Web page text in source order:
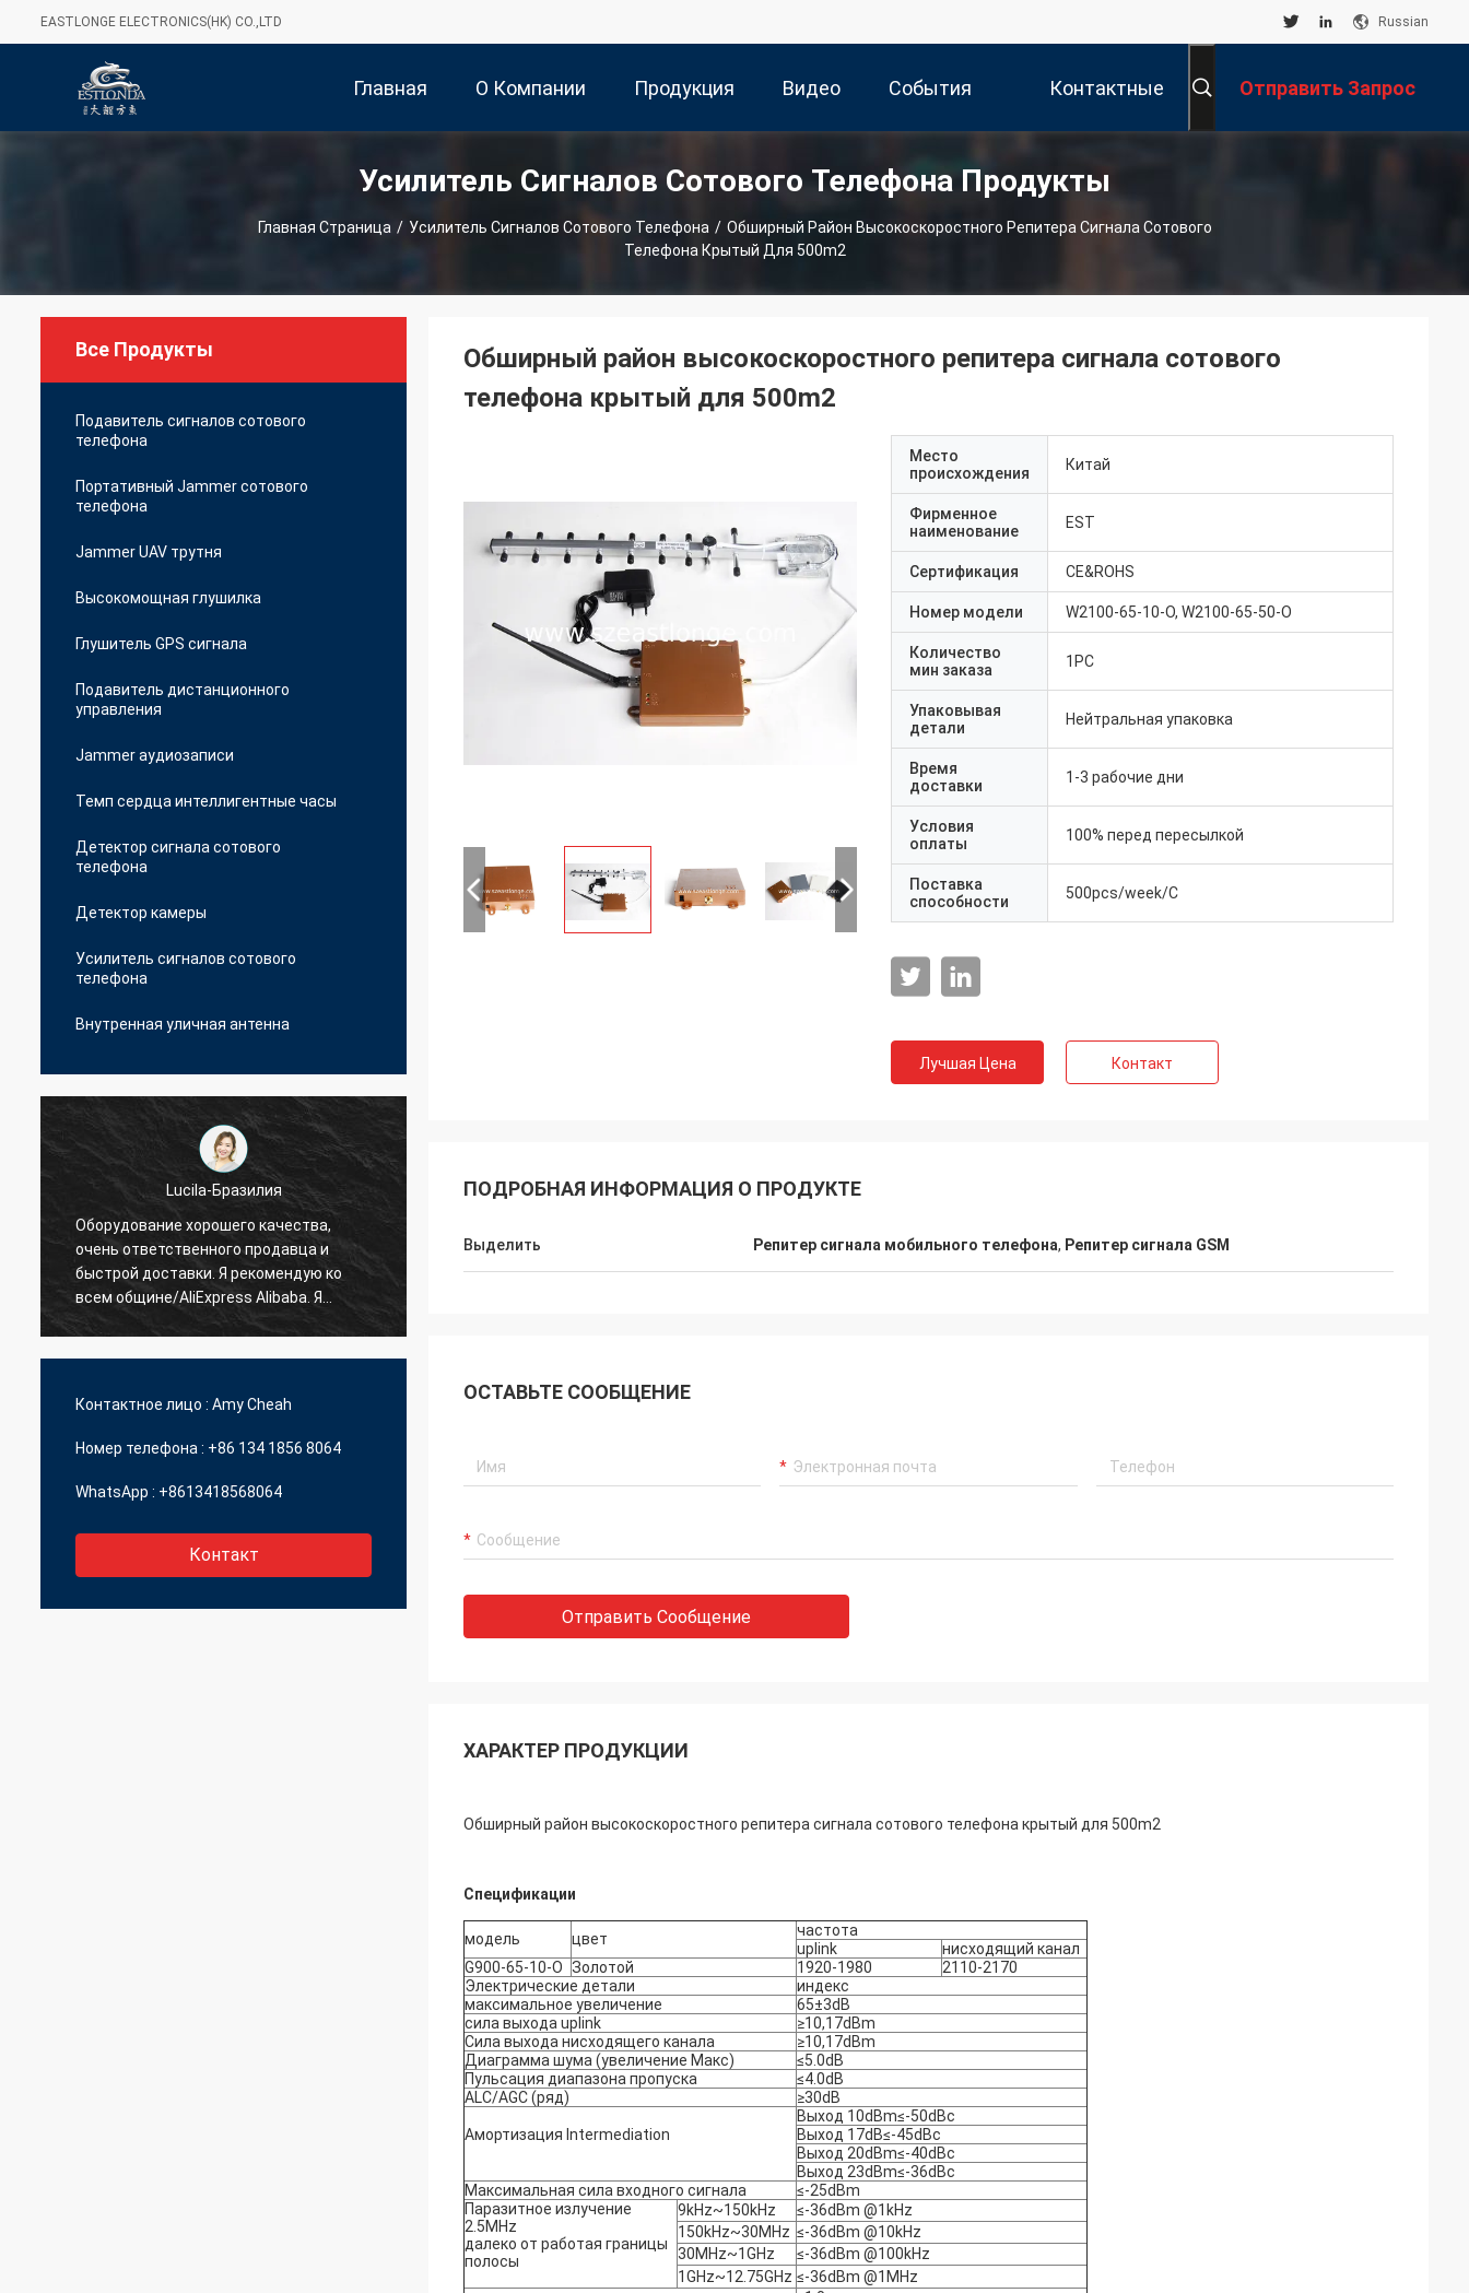
EASTLONGE ELECTRONICS(HK) CO.,LTD Russian
Главная
Страница
О Компании Продукция Видео События Контактные
Данные
Отправить Запрос
Усилитель Сигналов Сотового Телефона Продукты
Главная Страница / Усилитель Сигналов Сотового Телефона / Обширный Район Высокоскоростного Репитера Сигнала Сотового
Телефона Крытый Для 500m2
Все Продукты
Подавитель сигналов сотового
телефона
Портативный Jammer сотового
телефона
Jammer UAV трутня
Высокомощная глушилка
Глушитель GPS сигнала
Подавитель дистанционного
управления
Jammer аудиозаписи
Темп сердца интеллигентные часы
Детектор сигнала сотового
телефона
Детектор камеры
Усилитель сигналов сотового
телефона
Внутренная уличная антенна
Lucila-Бразилия
хорошего качества,
продавца и
Я рекомендую ко
AliExpress Alibaba. Я
куплю больше блоков.
Hamadivo-Франция
Самый лучший продавец, хорошая
сделка и быстрый срок поставки
быстрая доставка и отсутствие
проблемы
Контактное лицо : Amy Cheah
Номер телефона : +86 134 1856 8064
WhatsApp : +8613418568064
Контакт
Обширный район высокоскоростного репитера сигнала сотового
телефона крытый для 500m2
Место
происхождения
Китай
Фирменное
наименование
EST
Сертификация CE&ROHS
Номер модели W2100-65-10-O, W2100-65-50-O
Количество
мин заказа
1PC
Упаковывая
детали
Нейтральная упаковка
Время
доставки
1-3 рабочие дни
Условия
оплаты
100% перед пересылкой
Поставка
способности
500pcs/week/C
Лучшая Цена Контакт
ПОДРОБНАЯ ИНФОРМАЦИЯ О ПРОДУКТЕ
Выделить Репитер сигнала мобильного телефона, Репитер сигнала GSM
ОСТАВЬТЕ СООБЩЕНИЕ
Отправить Сообщение
ХАРАКТЕР ПРОДУКЦИИ
Обширный район высокоскоростного репитера сигнала сотового телефона крытый для 500m2
Спецификации
модель цвет
частота
uplink
нисходящий канал
G900-65-10-O Золотой 1920-1980
2110-2170
Электрические детали
индекс
максимальное увеличение
65±3dB
сила выхода uplink
≥10,17dBm
Сила выхода нисходящего канала
≥10,17dBm
Диаграмма шума (увеличение Макс)
≤5.0dB
Пульсация диапазона пропуска
≤4.0dB
ALC/AGC (ряд)
≥30dB
Амортизация Intermediation
Выход 10dBm≤-50dBc
Выход 17dB≤-45dBc
Выход 20dBm≤-40dBc
Выход 23dBm≤-36dBc
Максимальная сила входного сигнала
≤-25dBm
Паразитное излучение
2.5MHz
далеко от работая границы
полосы
9kHz~150kHz
≤-36dBm @1kHz
150kHz~30MHz ≤-36dBm @10kHz
30MHz~1GHz
≤-36dBm @100kHz
1GHz~12.75GHz ≤-36dBm @1MHz